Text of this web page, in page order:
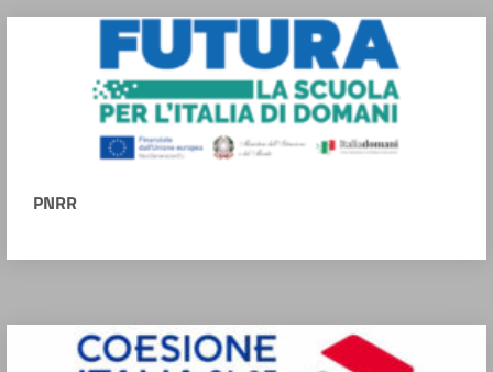
PNRR